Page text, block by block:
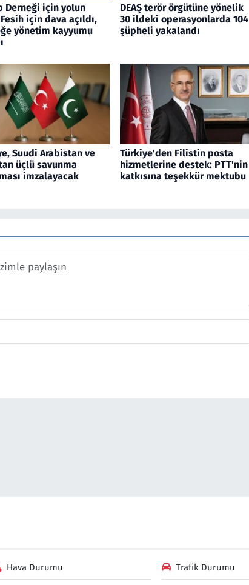
Derneği için yolun
için dava açıldı,
yönetim kayyumu
DEAŞ terör örgütüne yönelik
30 ildeki operasyonlarda 104
şüpheli yakalandı
Suudi Arabistan ve
üçlü savunma
imzalayacak
Türkiye'den Filistin posta
hizmetlerine destek: PTT'nin
katkısına teşekkür mektubu
Hava Durumu Trafik Durumu